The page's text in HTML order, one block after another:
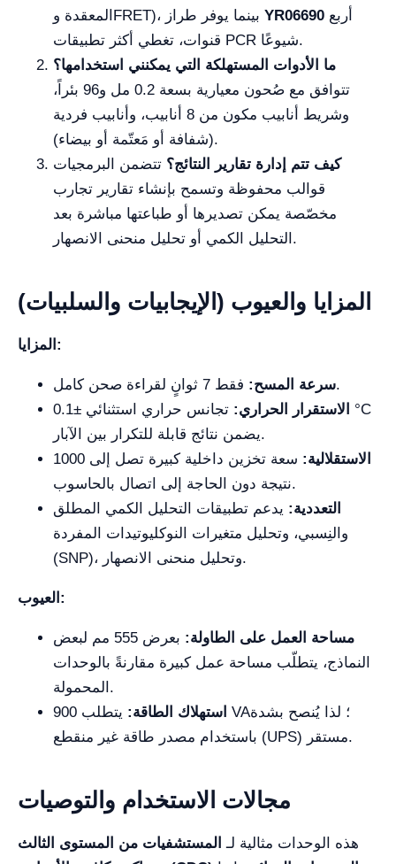
YR06690
قنوات، تغطي أكثر تطبيقات PCR شيوعًا.
ما الأدوات المستهلكة التي يمكنني استخدامها؟
تتوافق مع صُحون معيارية بسعة 0.2 مل و96 بئراً،
وشريط أنابيب مكون من 8 أنابيب، وأنابيب فردية
(شفافة أو مَعتّمة أو بيضاء).
كيف تتم إدارة تقارير النتائج؟ تتضمن البرمجيات
قوالب محفوظة وتسمح بإنشاء تقارير تجارب
مخصّصة يمكن تصديرها أو طباعتها مباشرة بعد
التحليل الكمي أو تحليل منحنى الانصهار.
المزايا والعيوب (الإيجابيات والسلبيات)
المزايا:
سرعة المسح:فقط 7 ثوانٍ لقراءة صحن كامل.
الاستقرار الحراري:
تجانس حراري استثنائي ±0.1 °C
يضمن نتائج قابلة للتكرار بين الآبار.
الاستقلالية:
سعة تخزين داخلية كبيرة تصل إلى 1000
نتيجة دون الحاجة إلى اتصال بالحاسوب.
التعددية: يدعم تطبيقات التحليل الكمي المطلق
والنِسبي، وتحليل متغيرات النوكليوتيدات المفردة
(SNP)، وتحليل منحنى الانصهار.
العيوب:
مساحة العمل على الطاولة:
بعرض 555 مم لبعض
النماذج، يتطلّب مساحة عمل كبيرة مقارنةً بالوحدات
المحمولة.
استهلاك الطاقة:
يتطلب 900 VA؛ لذا يُنصح بشدة
باستخدام مصدر طاقة غير منقطع (UPS) مستقر.
مجالات الاستخدام والتوصيات
هذه الوحدات مثالية لـ المستشفيات من المستوى الثالث